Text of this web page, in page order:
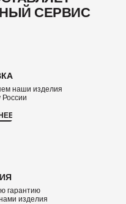
СЕРВИС
наши изделия
России
гарантию
изделия